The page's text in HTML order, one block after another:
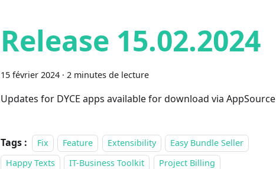
Release 15.02.2024
15 février 2024 · 2 minutes de lecture
Updates for DYCE apps available for download via AppSource
Tags : Fix Feature Extensibility
Easy Bundle Seller
Happy Texts
IT-Business Toolkit
Project Billing